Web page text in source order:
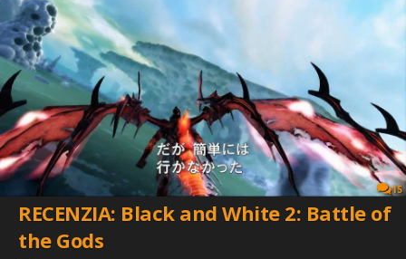
15
RECENZIA: Black and White 2: Battle of
the Gods